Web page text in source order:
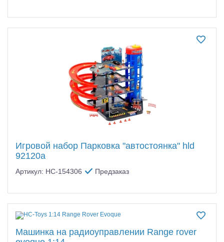
Игровой набор Парковка "автостоянка" hld
92120a
Артикул: HC-154306 Предзаказ
Машинка на радиоуправлении Range rover